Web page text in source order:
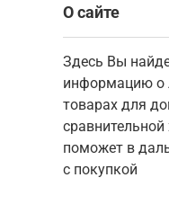
О сайте
Здесь Вы
информацию о
товарах для
сравнительной
поможет в
с покупкой